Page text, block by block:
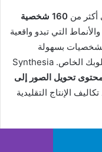
أكثر من
160 شخصية
التي تبدو واقعية
بسهولة
وألوانك وأسلوبك الخاص. Synthesia
تحويل الصور إلى
الإنتاج التقليدية